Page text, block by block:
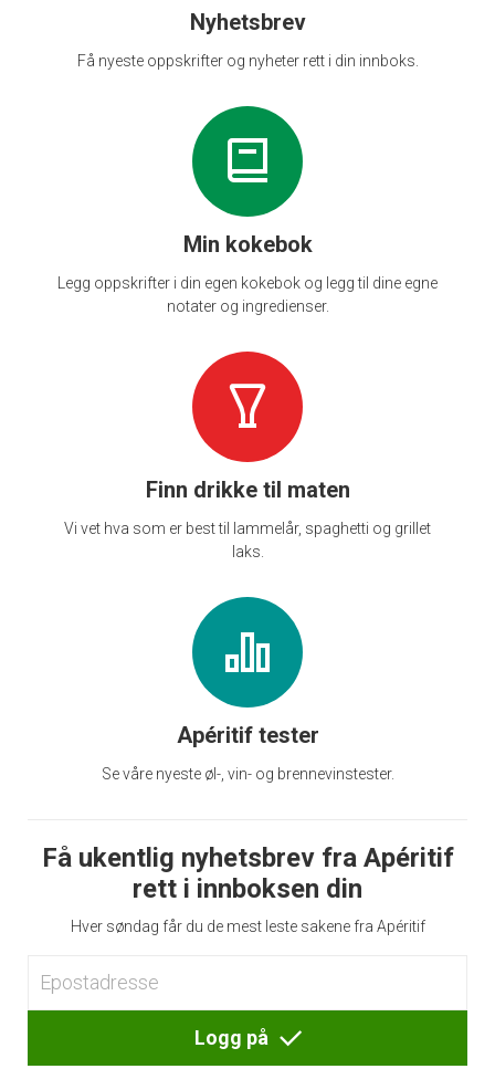
Nyhetsbrev
Få nyeste oppskrifter og nyheter rett i din innboks.
Min kokebok
Legg oppskrifter i din egen kokebok og legg til dine egne
notater og ingredienser.
Finn drikke til maten
Vi vet hva som er best til lammelår, spaghetti og grillet
laks.
Apéritif tester
Se våre nyeste øl-, vin- og brennevinstester.
Få ukentlig nyhetsbrev fra Apéritif
rett i innboksen din
Hver søndag får du de mest leste sakene fra Apéritif
Logg på